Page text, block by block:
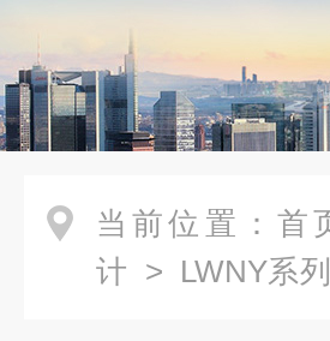
当前位置： 首
计 > LWNY系